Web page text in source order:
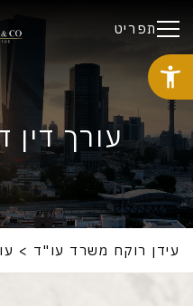
תפריט
עורך
עידן רוקח משרד עו"ד >